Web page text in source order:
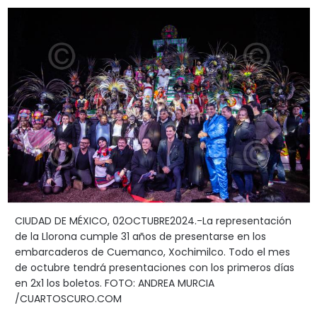
CIUDAD DE MÉXICO, 02OCTUBRE2024.-La representación
de la Llorona cumple 31 años de presentarse en los
embarcaderos de Cuemanco, Xochimilco. Todo el mes
de octubre tendrá presentaciones con los primeros días
en 2x1 los boletos. FOTO: ANDREA MURCIA
/CUARTOSCURO.COM